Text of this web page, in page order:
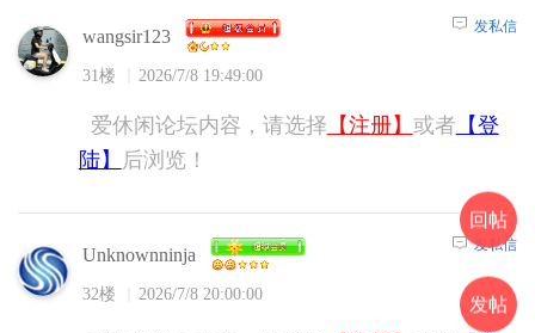
wangsir123
31楼 2026/7/8 19:49:00
发私信
爱休闲论坛内容，请选择 【注册】 或者 【登
陆】
后浏览！
Unknownninja
32楼 2026/7/8 20:00:00
发私信
回帖
发帖